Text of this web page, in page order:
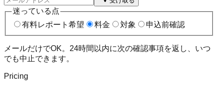
迷っている点
有料レポート希望
料金 対象 申込前確認
メールだけでOK。24時間以内に次の確認事項を返し、いつ
でも中止できます。
Pricing